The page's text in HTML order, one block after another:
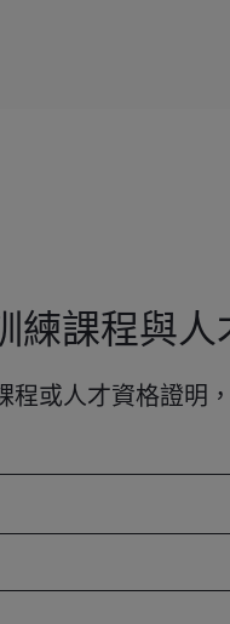
練課程與
程或人才資格證明